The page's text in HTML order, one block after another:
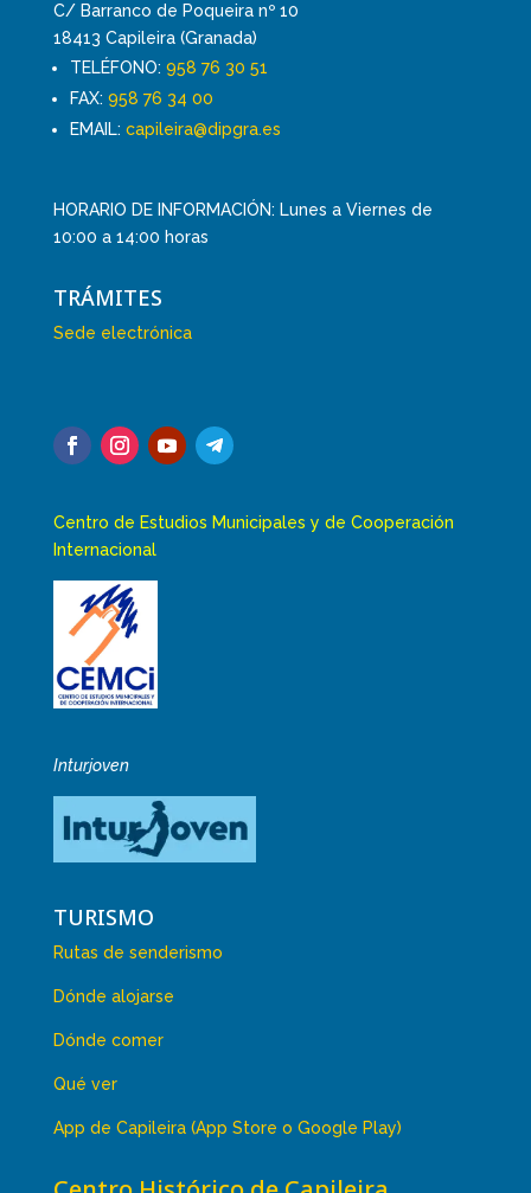
C/ Barranco de Poqueira nº 10
18413 Capileira (Granada)
TELÉFONO: 958 76 30 51
FAX: 958 76 34 00
EMAIL: capileira@dipgra.es
HORARIO DE INFORMACIÓN: Lunes a Viernes de
10:00 a 14:00 horas
TRÁMITES
Sede electrónica
Centro de Estudios Municipales y de Cooperación
Internacional
Inturjoven
TURISMO
Rutas de senderismo
Dónde alojarse
Dónde comer
Qué ver
App de Capileira (App Store o Google Play)